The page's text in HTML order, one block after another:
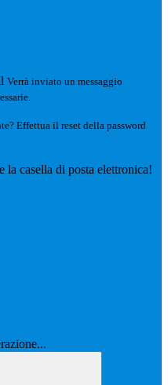
Verrà inviato un messaggio
Effettua il reset della password
casella di posta elettronica!